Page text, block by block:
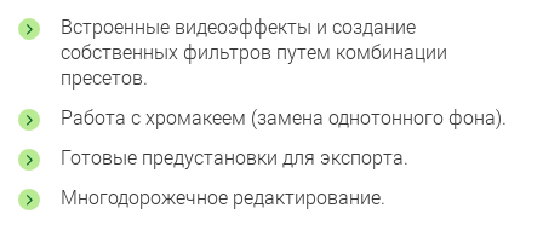
Встроенные видеоэффекты и создание
собственных фильтров путем комбинации
пресетов.
Работа с хромакеем (замена однотонного фона).
Готовые предустановки для экспорта.
Многодорожечное редактирование.